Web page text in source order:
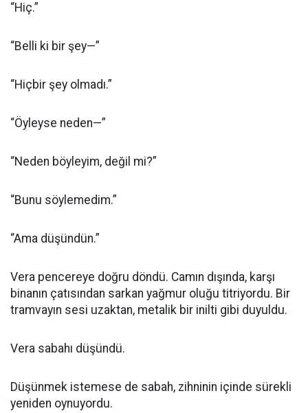
“Hiç.”
“Belli ki bir şey—”
“Hiçbir şey olmadı.”
“Öyleyse neden—”
“Neden böyleyim, değil mi?”
“Bunu söylemedim.”
“Ama düşündün.”
Vera pencereye doğru döndü. Camın dışında, karşı
binanın çatısından sarkan yağmur oluğu titriyordu. Bir
tramvayın sesi uzaktan, metalik bir inilti gibi duyuldu.
Vera sabahı düşündü.
Düşünmek istemese de sabah, zihninin içinde sürekli
yeniden oynuyordu.